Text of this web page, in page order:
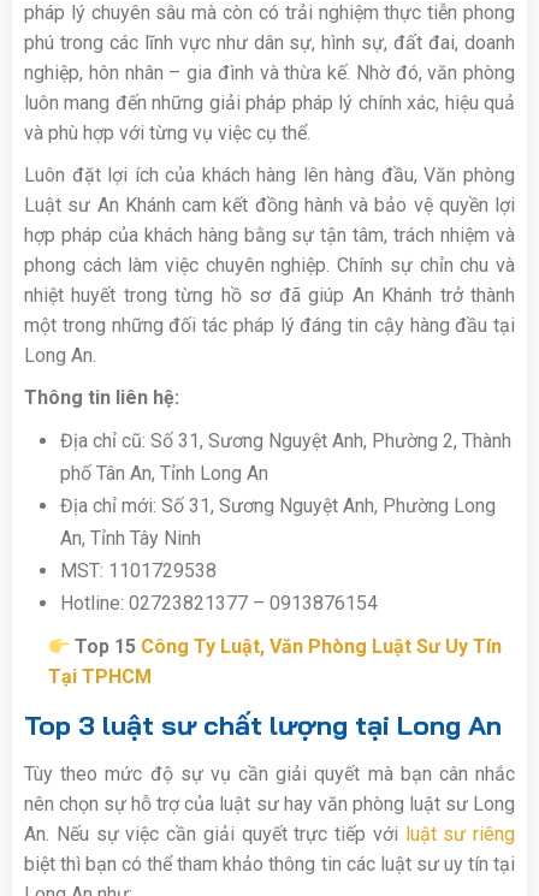
pháp lý chuyên sâu mà còn có trải nghiệm thực tiễn phong
phú trong các lĩnh vực như dân sự, hình sự, đất đai, doanh
nghiệp, hôn nhân – gia đình và thừa kế. Nhờ đó, văn phòng
luôn mang đến những giải pháp pháp lý chính xác, hiệu quả
và phù hợp với từng vụ việc cụ thể.
Luôn đặt lợi ích của khách hàng lên hàng đầu, Văn phòng
Luật sư An Khánh cam kết đồng hành và bảo vệ quyền lợi
hợp pháp của khách hàng bằng sự tận tâm, trách nhiệm và
phong cách làm việc chuyên nghiệp. Chính sự chỉn chu và
nhiệt huyết trong từng hồ sơ đã giúp An Khánh trở thành
một trong những đối tác pháp lý đáng tin cậy hàng đầu tại
Long An.
Thông tin liên hệ:
Địa chỉ cũ: Số 31, Sương Nguyệt Anh, Phường 2, Thành
phố Tân An, Tỉnh Long An
Địa chỉ mới: Số 31, Sương Nguyệt Anh, Phường Long
An, Tỉnh Tây Ninh
MST: 1101729538
Hotline: 02723821377 – 0913876154
Top 15 Công Ty Luật, Văn Phòng Luật Sư Uy Tín
Tại TPHCM
Top 3 luật sư chất lượng tại Long An
Tùy theo mức độ sự vụ cần giải quyết mà bạn cân nhắc
nên chọn sự hỗ trợ của luật sư hay văn phòng luật sư Long
An. Nếu sự việc cần giải quyết trực tiếp với luật sư riêng
biệt thì bạn có thể tham khảo thông tin các luật sư uy tín tại